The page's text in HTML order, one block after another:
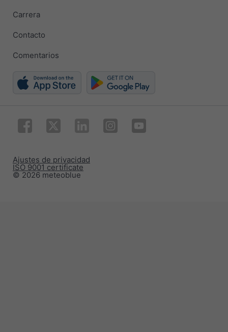
Carrera
Contacto
Comentarios
© 2026 meteoblue
ISO 9001 certificate
Ajustes de privacidad